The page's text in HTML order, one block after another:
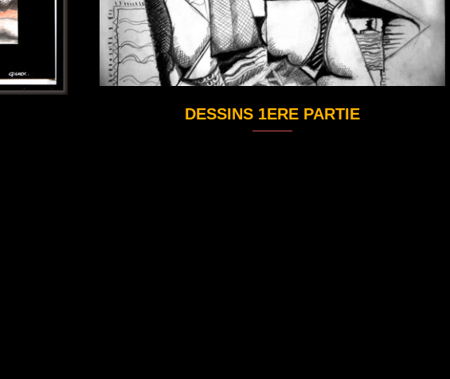
DESSINS 1ERE PARTIE